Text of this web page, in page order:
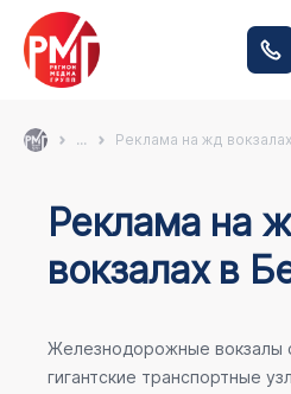
... Реклама на жд вокзалах
Реклама на
вокзалах в
Железнодорожные вокзалы
гигантские транспортные